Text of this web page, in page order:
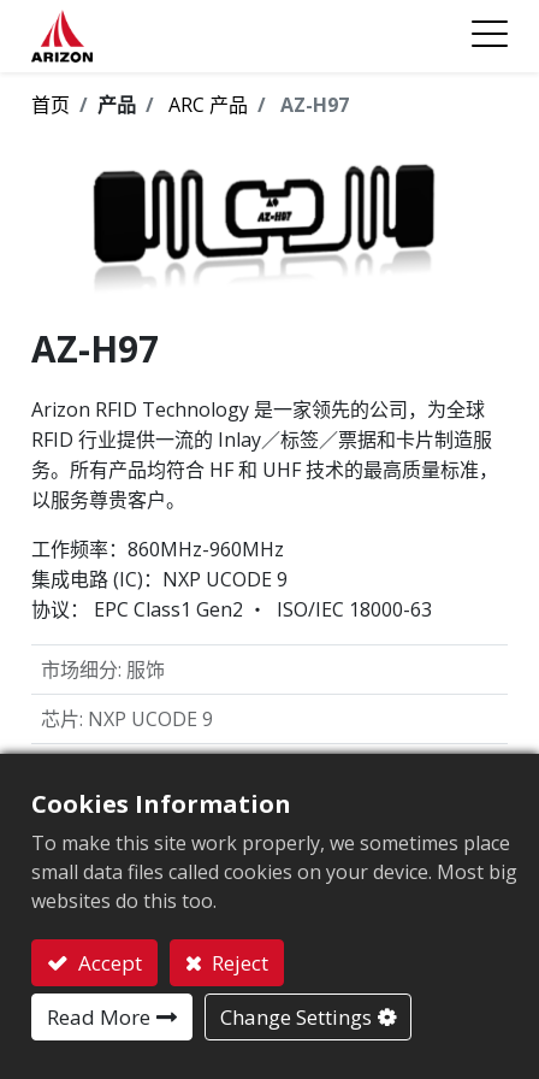
首页 产品 ARC 产品 AZ-H97
AZ-H97
Arizon RFID Technology 是一家领先的公司，为全球
RFID 行业提供一流的 Inlay／标签／票据和卡片制造服
务。所有产品均符合 HF 和 UHF 技术的最高质量标准，
以服务尊贵客户。
工作频率：860MHz-960MHz
集成电路 (IC)：NXP UCODE 9
协议： EPC Class1 Gen2 ‧ ISO/IEC 18000-63
ARC认证
F I L O Q R
市场细分: 服饰
芯片: NXP UCODE 9
EPC內存:96 bits
用户內存: 0 bits
Cookies Information
To make this site work properly, we sometimes place
small data files called cookies on your device. Most big
websites do this too.
Accept
Reject
Read More
Change Settings